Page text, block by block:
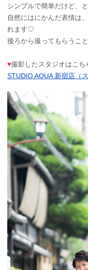
シンプルで簡単だけど、
自然にはにかんだ表情は
れます♡
後ろから撮ってもらうこ
♥撮影したスタジオはこち
STUDIO AQUA 新宿店（